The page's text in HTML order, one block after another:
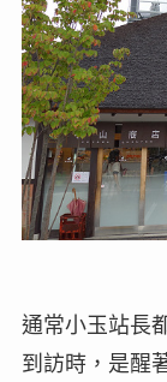
通常小玉站長
到訪時，是醒